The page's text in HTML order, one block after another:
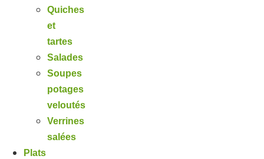
Quiches
et
tartes
Salades
Soupes
potages
veloutés
Verrines
salées
Plats